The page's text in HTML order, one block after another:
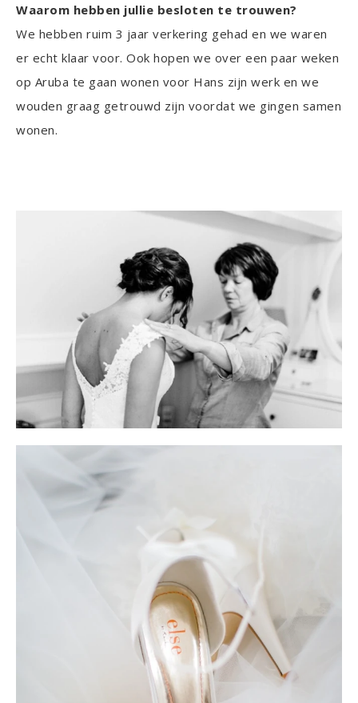
Waarom hebben jullie besloten te trouwen?
We hebben ruim 3 jaar verkering gehad en we waren
er echt klaar voor. Ook hopen we over een paar weken
op Aruba te gaan wonen voor Hans zijn werk en we
wouden graag getrouwd zijn voordat we gingen samen
wonen.